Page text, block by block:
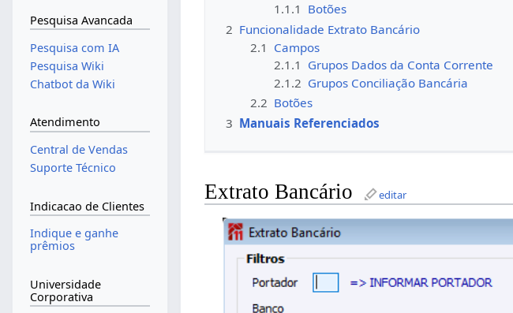
1.1.1 Botões
2 Funcionalidade Extrato Bancário
2.1 Campos
2.1.1 Grupos Dados da Conta Corrente
2.1.2 Grupos Conciliação Bancária
2.2 Botões
3 Manuais Referenciados
Extrato Bancário editar
Pesquisa Avancada
Pesquisa com IA
Pesquisa Wiki
Chatbot da Wiki
Atendimento
Central de Vendas
Suporte Técnico
Indicacao de Clientes
Indique e ganhe
prêmios
Universidade
Corporativa